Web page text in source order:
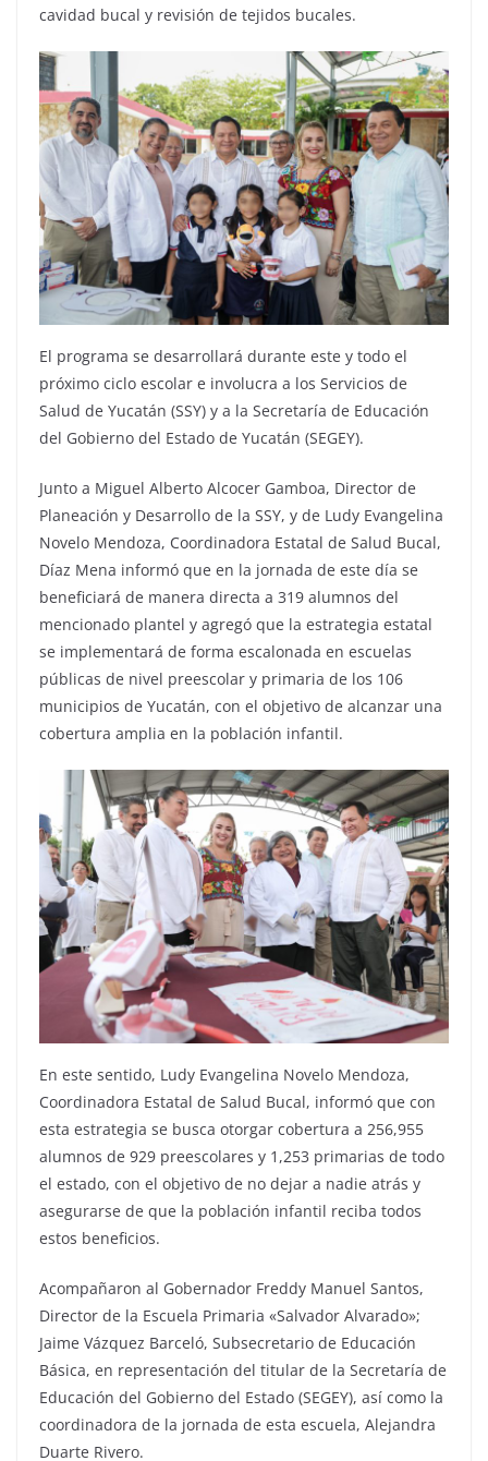
cavidad bucal y revisión de tejidos bucales.
El programa se desarrollará durante este y todo el
próximo ciclo escolar e involucra a los Servicios de
Salud de Yucatán (SSY) y a la Secretaría de Educación
del Gobierno del Estado de Yucatán (SEGEY).
Junto a Miguel Alberto Alcocer Gamboa, Director de
Planeación y Desarrollo de la SSY, y de Ludy Evangelina
Novelo Mendoza, Coordinadora Estatal de Salud Bucal,
Díaz Mena informó que en la jornada de este día se
beneficiará de manera directa a 319 alumnos del
mencionado plantel y agregó que la estrategia estatal
se implementará de forma escalonada en escuelas
públicas de nivel preescolar y primaria de los 106
municipios de Yucatán, con el objetivo de alcanzar una
cobertura amplia en la población infantil.
En este sentido, Ludy Evangelina Novelo Mendoza,
Coordinadora Estatal de Salud Bucal, informó que con
esta estrategia se busca otorgar cobertura a 256,955
alumnos de 929 preescolares y 1,253 primarias de todo
el estado, con el objetivo de no dejar a nadie atrás y
asegurarse de que la población infantil reciba todos
estos beneficios.
Acompañaron al Gobernador Freddy Manuel Santos,
Director de la Escuela Primaria «Salvador Alvarado»;
Jaime Vázquez Barceló, Subsecretario de Educación
Básica, en representación del titular de la Secretaría de
Educación del Gobierno del Estado (SEGEY), así como la
coordinadora de la jornada de esta escuela, Alejandra
Duarte Rivero.